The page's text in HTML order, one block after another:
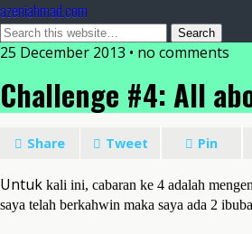
azeniahmad.com
25 December 2013 • no comments
Challenge #4: All
Share Tweet Pin
Untuk kali ini, cabaran ke 4 adalah
saya telah berkahwin maka saya ada 2